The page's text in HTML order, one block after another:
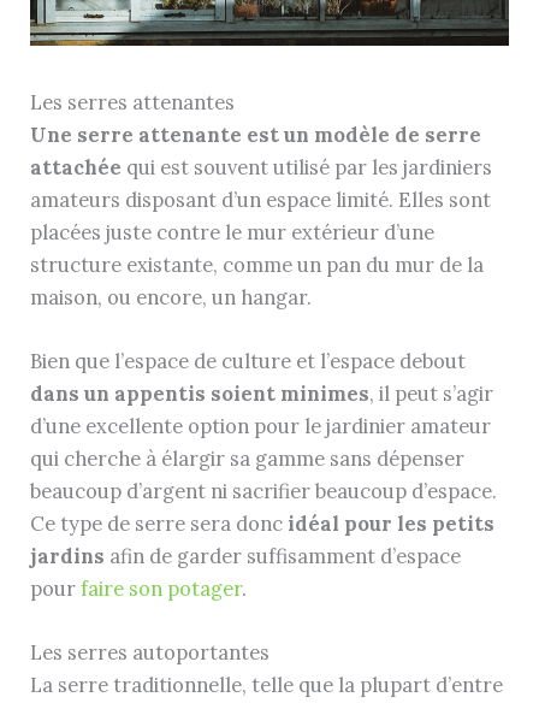
Les serres attenantes
Une serre attenante est un modèle de serre
attachée qui est souvent utilisé par les jardiniers
amateurs disposant d’un espace limité. Elles sont
placées juste contre le mur extérieur d’une
structure existante, comme un pan du mur de la
maison, ou encore, un hangar.
Bien que l’espace de culture et l’espace debout
dans un appentis soient minimes, il peut s’agir
d’une excellente option pour le jardinier amateur
qui cherche à élargir sa gamme sans dépenser
beaucoup d’argent ni sacrifier beaucoup d’espace.
Ce type de serre sera donc idéal pour les petits
jardins afin de garder suffisamment d’espace
pourfaire son potager.
Les serres autoportantes
La serre traditionnelle, telle que la plupart d’entre